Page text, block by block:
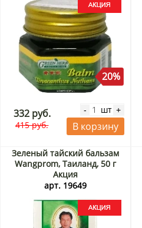
20%
332 руб.
415 руб.
- шт +
В корзину
Зеленый тайский бальзам
Wangprom, Таиланд, 50 г
Акция
арт. 19649